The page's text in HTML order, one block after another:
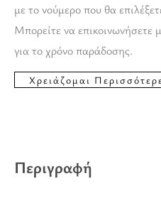
με το νούμερο που θα
Μπορείτε να επικοινωνήσετε
για το χρόνο παράδοσης.
Περιγραφή